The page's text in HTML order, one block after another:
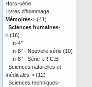
Hors-série
Livres d'hommage
Mémoires-> (41)
Sciences humaines-
> (16)
In-4°
In-8° - Nouvelle série (10)
In-8° - Série I.R.C.B
Sciences naturelles et
médicales-> (12)
Sciences techniques-